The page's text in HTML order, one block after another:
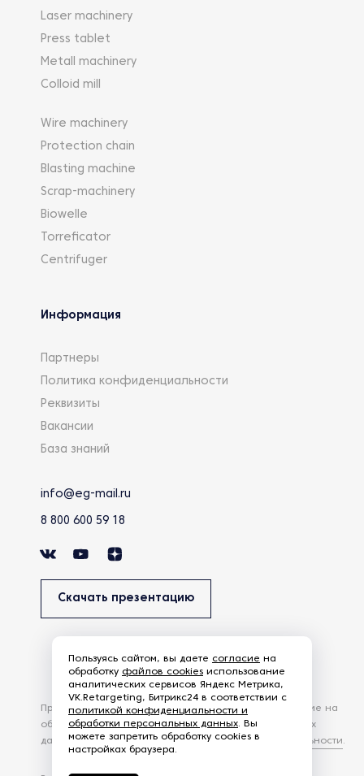
Laser machinery
Press tablet
Metall machinery
Colloid mill
Wire machinery
Protection chain
Blasting machine
Scrap-machinery
Biowelle
Torreficator
Centrifuger
Информация
Партнеры
Политика конфиденциальности
Реквизиты
Вакансии
База знаний
info@eg-mail.ru
8 800 600 59 18
Скачать презентацию
Продолжая использовать наш сайт, вы даете согласие на
обработку файлов Cookies и других пользовательских
данных, в соответствии сПолитикой конфиденциальности.
Пользуясь сайтом, вы даете согласие на
обработку файлов cookies использование
аналитических сервисов Яндекс Метрика,
VK.Retargeting, Битрикс24 в соответствии с
политикой конфиденциальности и
обработки персональных данных. Вы
можете запретить обработку cookies в
настройках браузера.